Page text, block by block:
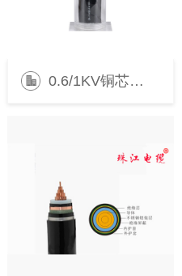
0.6/1KV铜芯交联（铠装）电力电缆